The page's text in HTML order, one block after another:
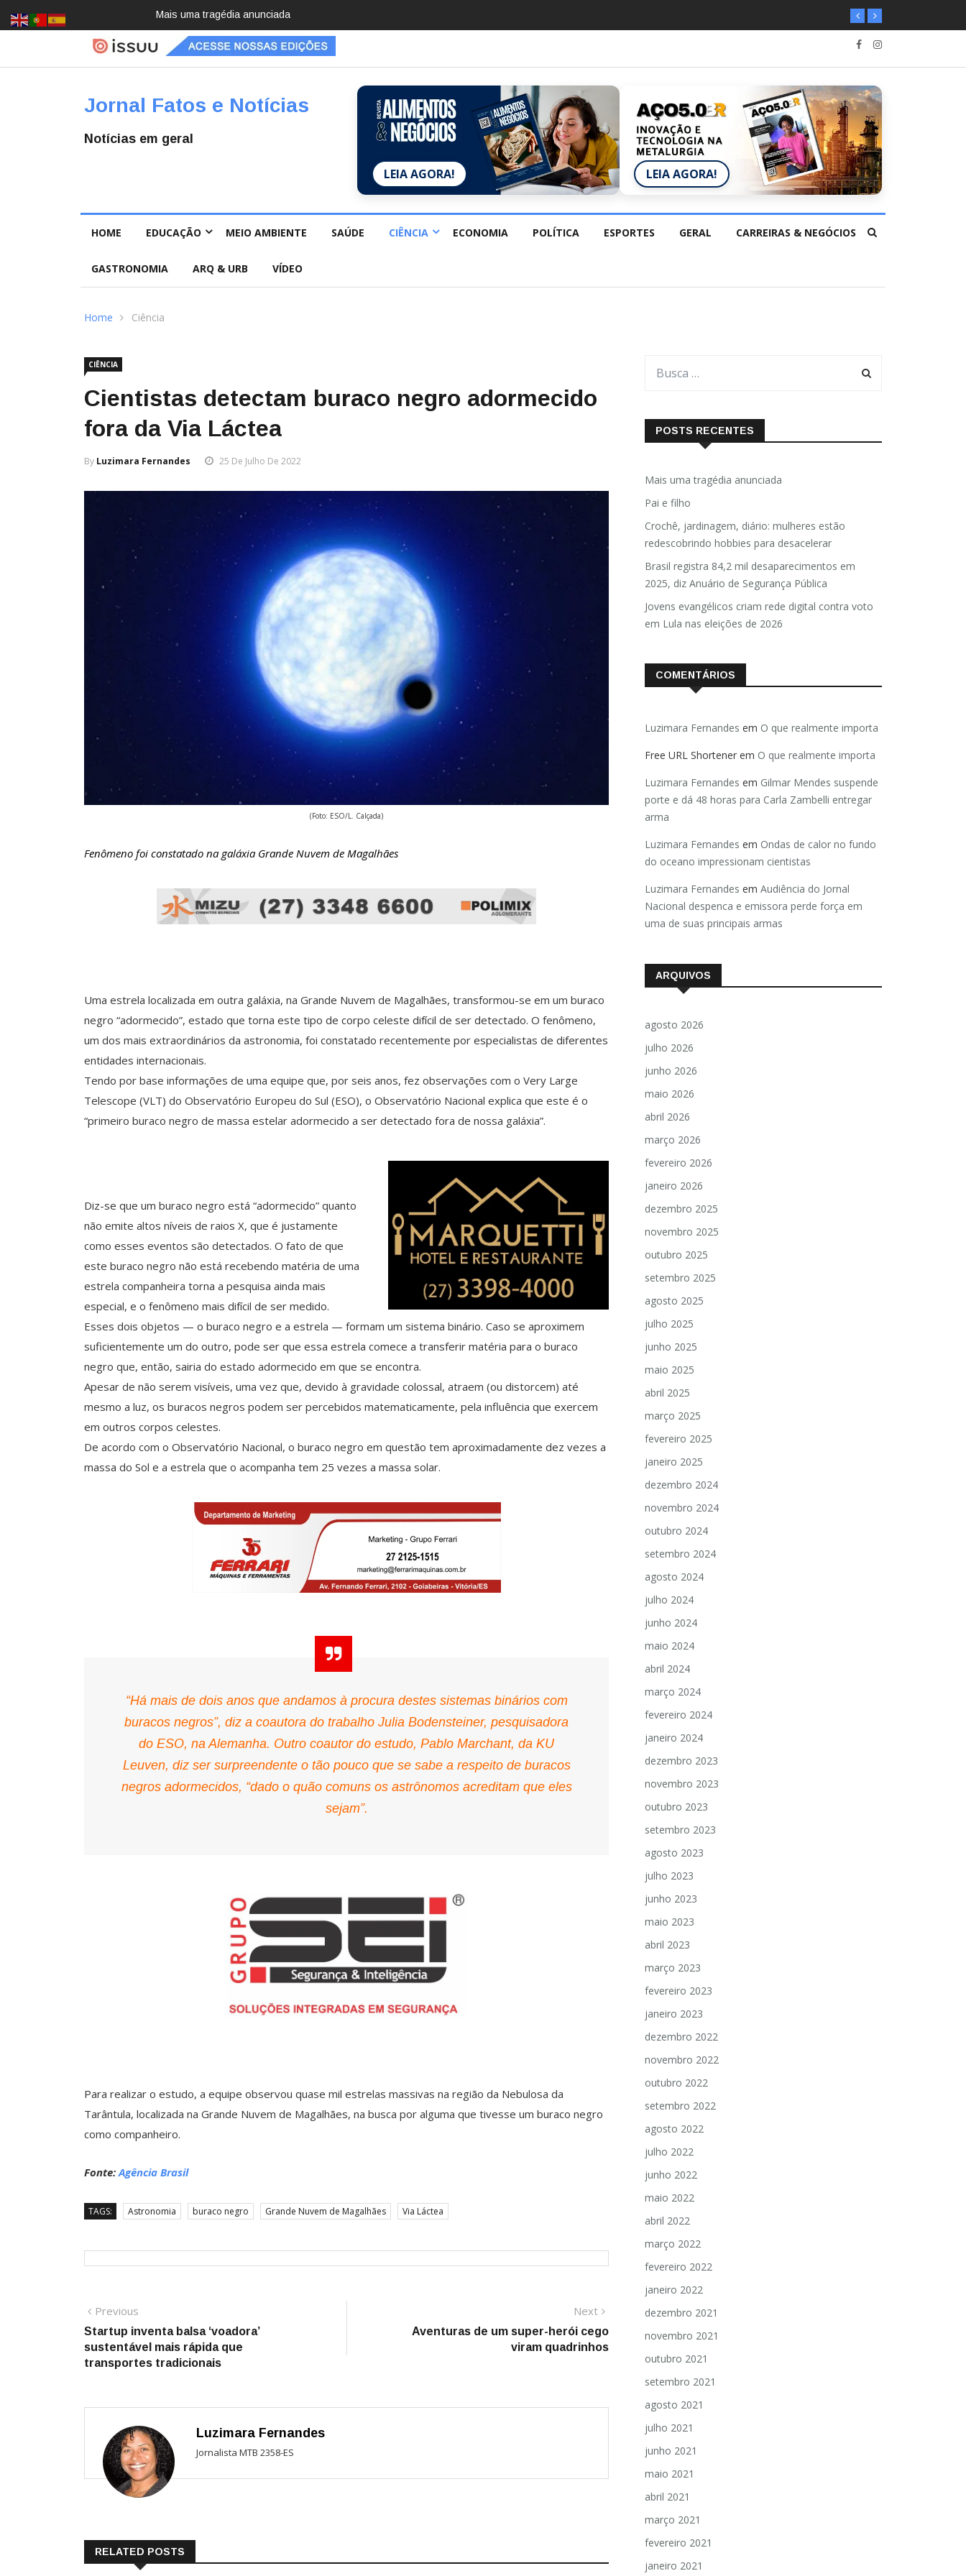
Pai e filho
Jornal Fatos e Notícias
Notícias em geral
LEIA AGORA! LEIA AGORA!
HOME EDUCAÇÃO MEIO AMBIENTE SAÚDE CIÊNCIA ECONOMIA POLÍTICA ESPORTES GERAL CARREIRAS & NEGÓCIOS
GASTRONOMIA ARQ & URB VÍDEO
Home Ciência
CIÊNCIA
Cientistas detectam buraco negro adormecido
fora da Via Láctea
By Luzimara Fernandes 25 De Julho De 2022
(Foto: ESO/L. Calçada)
Fenômeno foi constatado na galáxia Grande Nuvem de Magalhães
Uma estrela localizada em outra galáxia, na Grande Nuvem de Magalhães, transformou-se em um buraco
negro “adormecido”, estado que torna este tipo de corpo celeste difícil de ser detectado. O fenômeno,
um dos mais extraordinários da astronomia, foi constatado recentemente por especialistas de diferentes
entidades internacionais.
Tendo por base informações de uma equipe que, por seis anos, fez observações com o Very Large
Telescope (VLT) do Observatório Europeu do Sul (ESO), o Observatório Nacional explica que este é o
“primeiro buraco negro de massa estelar adormecido a ser detectado fora de nossa galáxia”.
Diz-se que um buraco negro está “adormecido” quanto
não emite altos níveis de raios X, que é justamente
como esses eventos são detectados. O fato de que
este buraco negro não está recebendo matéria de uma
estrela companheira torna a pesquisa ainda mais
especial, e o fenômeno mais difícil de ser medido.
Esses dois objetos — o buraco negro e a estrela — formam um sistema binário. Caso se aproximem
suficientemente um do outro, pode ser que essa estrela comece a transferir matéria para o buraco
negro que, então, sairia do estado adormecido em que se encontra.
Apesar de não serem visíveis, uma vez que, devido à gravidade colossal, atraem (ou distorcem) até
mesmo a luz, os buracos negros podem ser percebidos matematicamente, pela influência que exercem
em outros corpos celestes.
De acordo com o Observatório Nacional, o buraco negro em questão tem aproximadamente dez vezes a
massa do Sol e a estrela que o acompanha tem 25 vezes a massa solar.
“Há mais de dois anos que andamos à procura destes sistemas binários com
buracos negros”, diz a coautora do trabalho Julia Bodensteiner, pesquisadora
do ESO, na Alemanha. Outro coautor do estudo, Pablo Marchant, da KU
Leuven, diz ser surpreendente o tão pouco que se sabe a respeito de buracos
negros adormecidos, “dado o quão comuns os astrônomos acreditam que eles
sejam”.
Para realizar o estudo, a equipe observou quase mil estrelas massivas na região da Nebulosa da
Tarântula, localizada na Grande Nuvem de Magalhães, na busca por alguma que tivesse um buraco negro
como companheiro.
Fonte: Agência Brasil
TAGS: Astronomia buraco negro Grande Nuvem de Magalhães Via Láctea
Navegação
de
Post
Previous
post:
Startup inventa balsa ‘voadora’
sustentável mais rápida que
transportes tradicionais
Next
post:
Aventuras de um super-herói cego
viram quadrinhos
Luzimara Fernandes
Jornalista MTB 2358-ES
RELATED POSTS
POSTS RECENTES
Mais uma tragédia anunciada
Pai e filho
Crochê, jardinagem, diário: mulheres estão
redescobrindo hobbies para desacelerar
Brasil registra 84,2 mil desaparecimentos em
2025, diz Anuário de Segurança Pública
Jovens evangélicos criam rede digital contra voto
em Lula nas eleições de 2026
COMENTÁRIOS
Luzimara Fernandes em O que realmente importa
Free URL Shortener em O que realmente importa
Luzimara Fernandes em Gilmar Mendes suspende
porte e dá 48 horas para Carla Zambelli entregar
arma
Luzimara Fernandes em Ondas de calor no fundo
do oceano impressionam cientistas
Luzimara Fernandes em Audiência do Jornal
Nacional despenca e emissora perde força em
uma de suas principais armas
ARQUIVOS
agosto 2026
julho 2026
junho 2026
maio 2026
abril 2026
março 2026
fevereiro 2026
janeiro 2026
dezembro 2025
novembro 2025
outubro 2025
setembro 2025
agosto 2025
julho 2025
junho 2025
maio 2025
abril 2025
março 2025
fevereiro 2025
janeiro 2025
dezembro 2024
novembro 2024
outubro 2024
setembro 2024
agosto 2024
julho 2024
junho 2024
maio 2024
abril 2024
março 2024
fevereiro 2024
janeiro 2024
dezembro 2023
novembro 2023
outubro 2023
setembro 2023
agosto 2023
julho 2023
junho 2023
maio 2023
abril 2023
março 2023
fevereiro 2023
janeiro 2023
dezembro 2022
novembro 2022
outubro 2022
setembro 2022
agosto 2022
julho 2022
junho 2022
maio 2022
abril 2022
março 2022
fevereiro 2022
janeiro 2022
dezembro 2021
novembro 2021
outubro 2021
setembro 2021
agosto 2021
julho 2021
junho 2021
maio 2021
abril 2021
março 2021
fevereiro 2021
janeiro 2021